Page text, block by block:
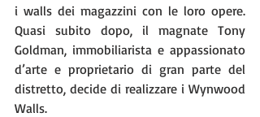
i walls dei magazzini con le loro opere.
Quasi subito dopo, il magnate Tony
Goldman, immobiliarista e appassionato
d’arte e proprietario di gran parte del
distretto, decide di realizzare i Wynwood
Walls.